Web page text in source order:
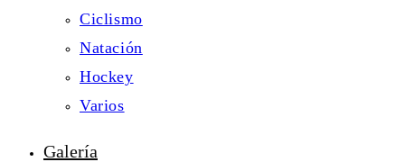
Ciclismo
Natación
Hockey
Varios
Galería